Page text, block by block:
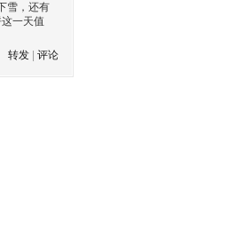
雪，还有
一天值
转发
评论